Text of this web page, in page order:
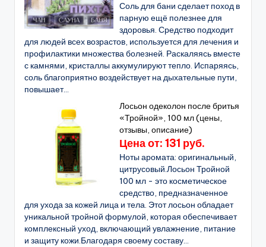
Соль для бани сделает поход в
парную ещё полезнее для
здоровья. Средство подходит
для людей всех возрастов, используется для лечения и
профилактики множества болезней. Раскаляясь вместе
с камнями, кристаллы аккумулируют тепло. Испаряясь,
соль благоприятно воздействует на дыхательные пути,
повышает...
Лосьон одеколон после бритья
«Тройной», 100 мл (цены,
отзывы, описание)
Цена от: 131 руб.
Ноты аромата: оригинальный,
цитрусовый.Лосьон Тройной
100 мл - это косметическое
средство, предназначенное
для ухода за кожей лица и тела. Этот лосьон обладает
уникальной тройной формулой, которая обеспечивает
комплексный уход, включающий увлажнение, питание
и защиту кожи.Благодаря своему составу...